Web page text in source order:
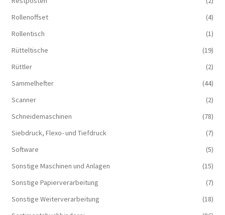
Rollenoffset
(4)
Rollentisch
(1)
Rütteltische
(19)
Rüttler
(2)
Sammelhefter
(44)
Scanner
(2)
Schneidemaschinen
(78)
Siebdruck, Flexo- und Tiefdruck
(7)
Software
(5)
Sonstige Maschinen und Anlagen
(15)
Sonstige Papierverarbeitung
(7)
Sonstige Weiterverarbeitung
(18)